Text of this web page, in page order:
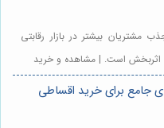
مشتریان بیشتر در بازار رقابتی
و اثربخش است. | مشاهده و خرید
جامع برای خرید اقساطی